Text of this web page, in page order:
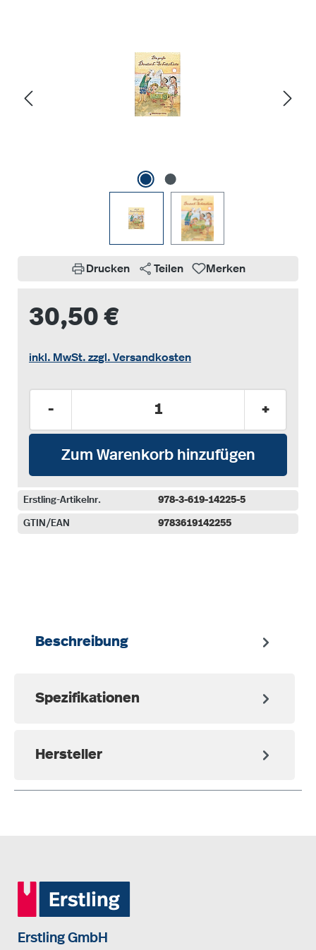
Drucken Teilen Merken
30,50 €
inkl. MwSt. zzgl. Versandkosten
- +
Zum Warenkorb hinzufügen
Erstling-Artikelnr. 978-3-619-14225-5
GTIN/EAN 9783619142255
Beschreibung
Spezifikationen
Hersteller
Erstling GmbH